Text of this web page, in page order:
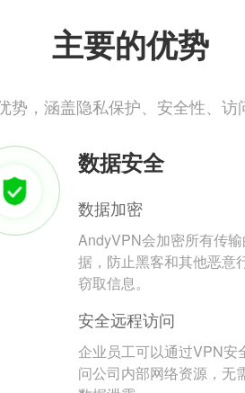
主要的优势
势，涵盖隐私保护、安全性、
数据安全
数据加密
AndyVPN会加密所有传
据，防止黑客和其他恶意
窃取信息。
安全远程访问
企业员工可以通过VPN安
问公司内部网络资源，无